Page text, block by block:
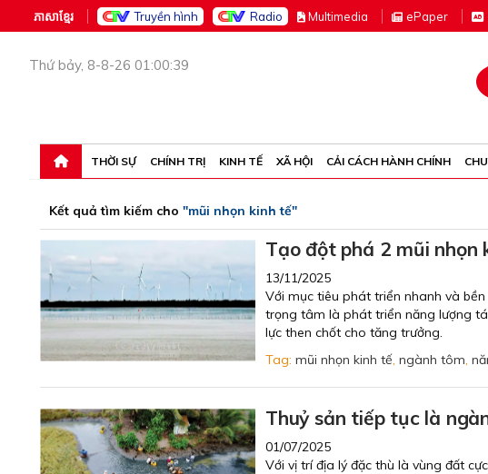
ភាសាខ្មែរ Truyền hình Radio Multimedia ePaper
Thứ bảy, 8-8-26 01:00:39
THỜI SỰ CHÍNH TRỊ KINH TẾ XÃ HỘI CẢI CÁCH HÀNH CHÍNH
Kết quả tìm kiếm cho "mũi nhọn kinh tế"
Tạo đột phá 2 mũi nhọn
13/11/2025
Với mục tiêu phát triển nhanh và
trọng tâm là phát triển năng lượng
lực then chốt cho tăng trưởng.
Tag: mũi nhọn kinh tế, ngành tôm,
Thuỷ sản tiếp tục là
01/07/2025
Với vị trí địa lý đặc thù là vùng đất